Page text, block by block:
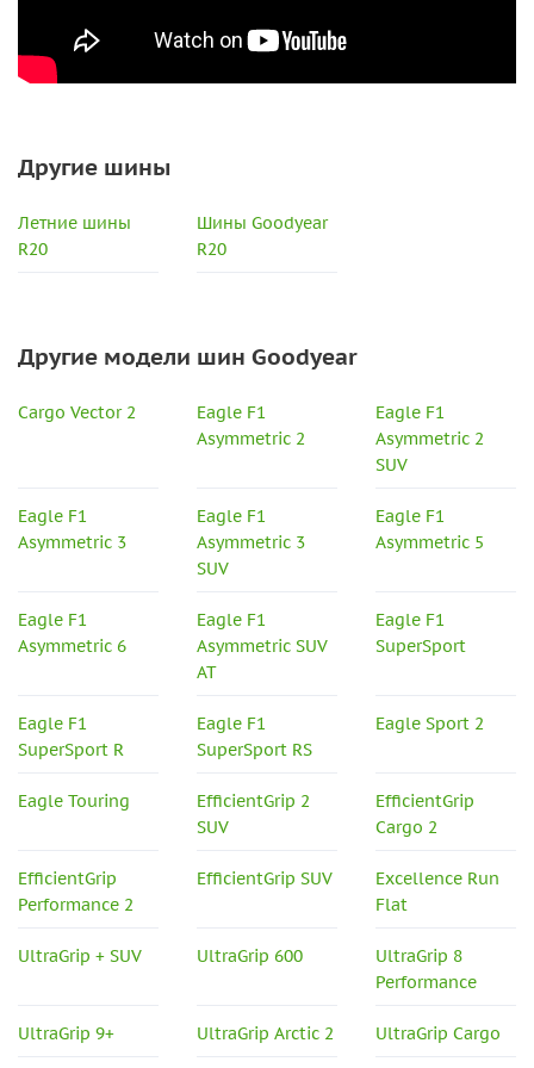
Другие шины
Летние шины
R20
Шины Goodyear
R20
Другие модели шин Goodyear
Cargo Vector 2
Eagle F1
Asymmetric 2
Eagle F1
Asymmetric 2
SUV
Eagle F1
Asymmetric 3
Eagle F1
Asymmetric 3
SUV
Eagle F1
Asymmetric 5
Eagle F1
Asymmetric 6
Eagle F1
Asymmetric SUV
AT
Eagle F1
SuperSport
Eagle F1
SuperSport R
Eagle F1
SuperSport RS
Eagle Sport 2
Eagle Touring
EfficientGrip 2
SUV
EfficientGrip
Cargo 2
EfficientGrip
Performance 2
EfficientGrip SUV
Excellence Run
Flat
UltraGrip + SUV UltraGrip 600
UltraGrip 8
Performance
UltraGrip 9+ UltraGrip Arctic 2 UltraGrip Cargo